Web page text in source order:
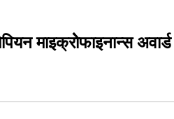
माइक्रोेफाइनान्स